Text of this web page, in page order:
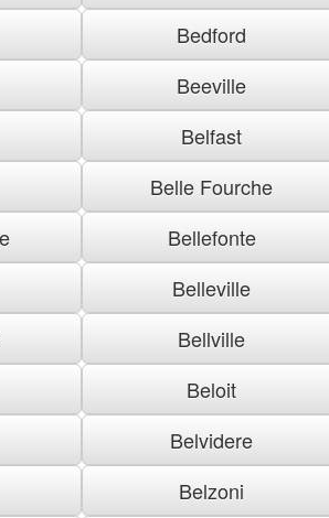
Bedford
Beeville
Belfast
Belle Fourche
Bellefonte
Belleville
Bellville
Beloit
Belvidere
Belzoni